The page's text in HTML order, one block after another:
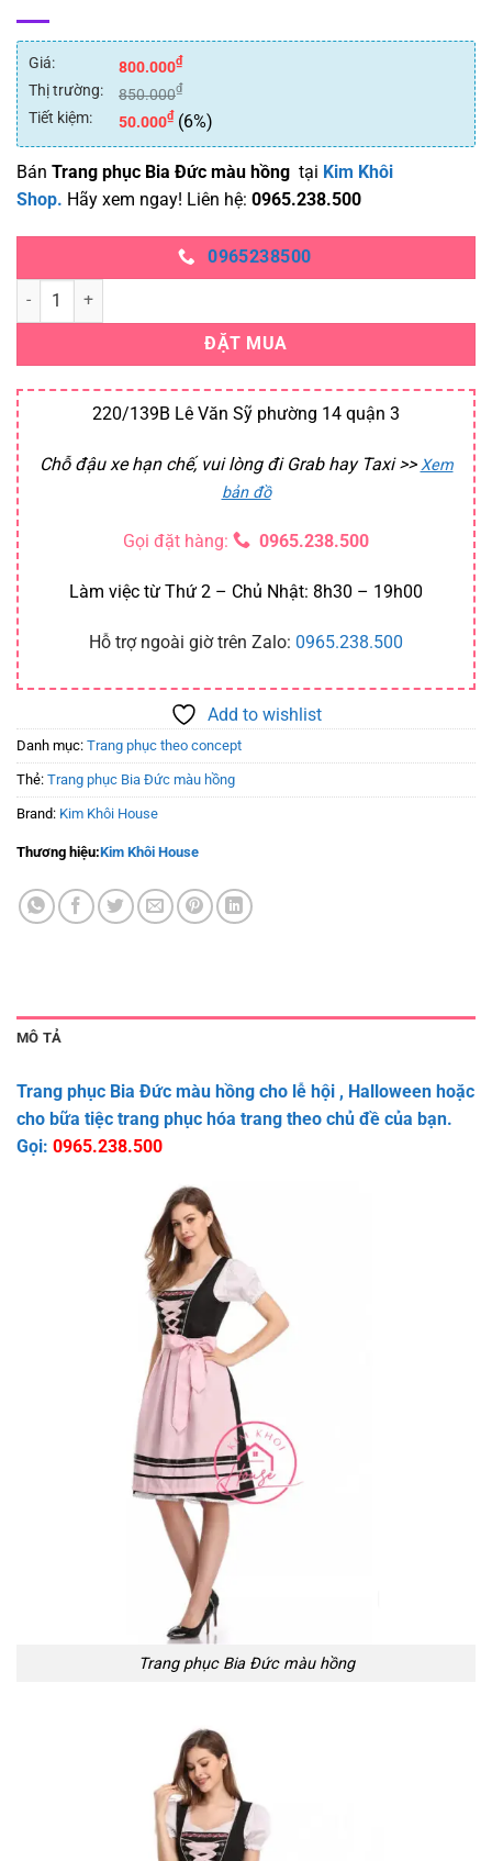
Giá: 800.000₫
Thị trường: 850.000₫
Tiết kiệm: 50.000₫ (6%)
Bán Trang phục Bia Đức màu hồng tại Kim Khôi
Shop. Hãy xem ngay! Liên hệ: 0965.238.500
0965238500
Trang phục Bia Đức màu hồng số lượng
ĐẶT MUA
220/139B Lê Văn Sỹ phường 14 quận 3
Chỗ đậu xe hạn chế, vui lòng đi Grab hay Taxi>>Xem
bản đồ
Gọi đặt hàng: 0965.238.500
Làm việc từ Thứ 2 – Chủ Nhật: 8h30 – 19h00
Hỗ trợ ngoài giờ trên Zalo: 0965.238.500
Add to wishlist
Danh mục: Trang phục theo concept
Thẻ: Trang phục Bia Đức màu hồng
Brand: Kim Khôi House
Thương hiệu:Kim Khôi House
MÔ TẢ
Trang phục Bia Đức màu hồng cho lễ hội , Halloween hoặc
cho bữa tiệc trang phục hóa trang theo chủ đề của bạn.
Gọi: 0965.238.500
Trang phục Bia Đức màu hồng